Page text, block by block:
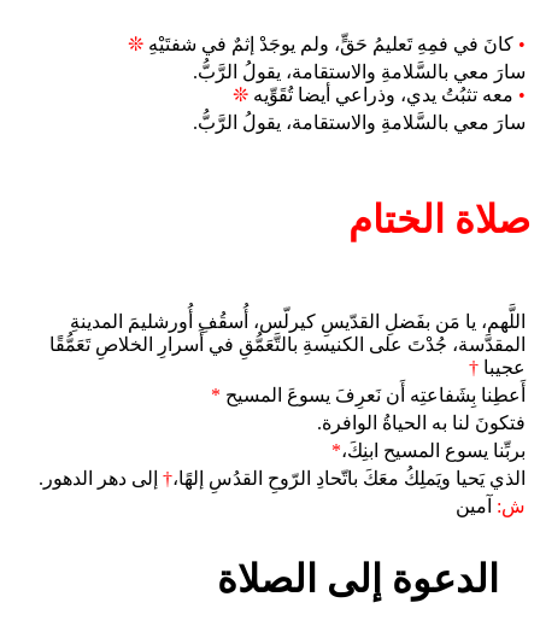
• كانَ في فمِهِ تَعليمُ حَقٍّ، ولم يوجَدْ إثمٌ في شفتَيْهِ ❊
سارَ معي بالسَّلامةِ والاستقامة، يقولُ الرَّبُّ.
• معه تثبُتُ يدي، وذراعي أيضا تُقَوِّيه ❊
سارَ معي بالسَّلامةِ والاستقامة، يقولُ الرَّبُّ.
صلاة الختام
اللَّهم، يا مَن بفَضلِ القدّيسِ كيرلّس، أُسقُفِ أُورشليمَ المدينةِ
المقدَّسة، جُدْتَ على الكنيسةِ بالتَّعَمُّقِ في أَسرارِ الخلاصِ تَعَمُّقًا
عجيبا †
أَعطِنا بِشَفاعتِه أَن نَعرِفَ يسوعَ المسيح *
فتكونَ لنا به الحياةُ الوافرة.
بربِّنا يسوع المسيح ابنِكَ،*
الذي يَحيا ويَملِكُ معَكَ باتّحادِ الرّوحِ القدُسِ إلهًا،† إلى دهر الدهور.
ش: آمين
الدعوة إلى الصلاة